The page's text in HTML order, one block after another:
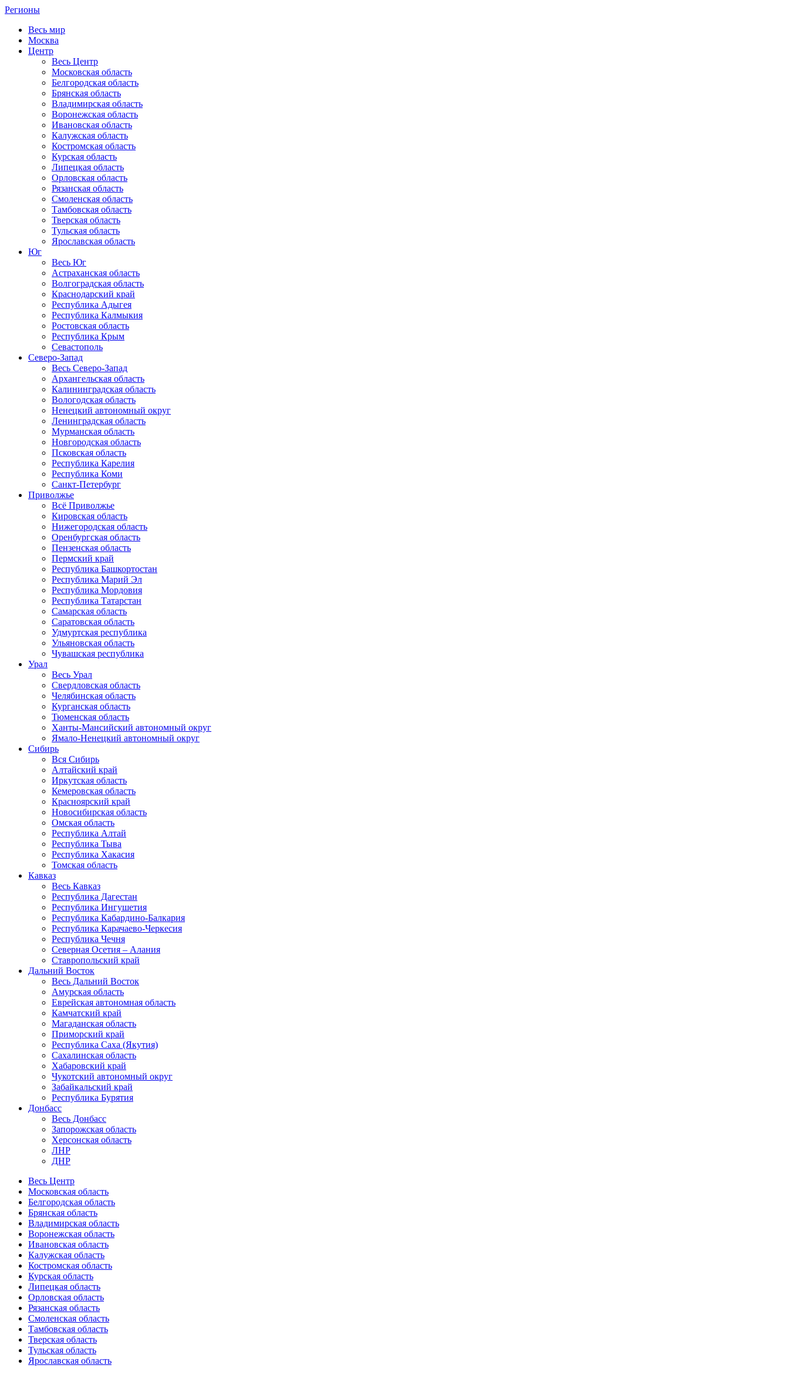
Регионы
Весь мир
Москва
Центр
Весь Центр
Московская область
Белгородская область
Брянская область
Владимирская область
Воронежская область
Ивановская область
Калужская область
Костромская область
Курская область
Липецкая область
Орловская область
Рязанская область
Смоленская область
Тамбовская область
Тверская область
Тульская область
Ярославская область
Юг
Весь Юг
Астраханская область
Волгоградская область
Краснодарский край
Республика Адыгея
Республика Калмыкия
Ростовская область
Республика Крым
Севастополь
Северо-Запад
Весь Северо-Запад
Архангельская область
Калининградская область
Вологодская область
Ненецкий автономный округ
Ленинградская область
Мурманская область
Новгородская область
Псковская область
Республика Карелия
Республика Коми
Санкт-Петербург
Приволжье
Всё Приволжье
Кировская область
Нижегородская область
Оренбургская область
Пензенская область
Пермский край
Республика Башкортостан
Республика Марий Эл
Республика Мордовия
Республика Татарстан
Самарская область
Саратовская область
Удмуртская республика
Ульяновская область
Чувашская республика
Урал
Весь Урал
Свердловская область
Челябинская область
Курганская область
Тюменская область
Ханты-Мансийский автономный округ
Ямало-Ненецкий автономный округ
Сибирь
Вся Сибирь
Алтайский край
Иркутская область
Кемеровская область
Красноярский край
Новосибирская область
Омская область
Республика Алтай
Республика Тыва
Республика Хакасия
Томская область
Кавказ
Весь Кавказ
Республика Дагестан
Республика Ингушетия
Республика Кабардино-Балкария
Республика Карачаево-Черкесия
Республика Чечня
Северная Осетия – Алания
Ставропольский край
Дальний Восток
Весь Дальний Восток
Амурская область
Еврейская автономная область
Камчатский край
Магаданская область
Приморский край
Республика Саха (Якутия)
Сахалинская область
Хабаровский край
Чукотский автономный округ
Забайкальский край
Республика Бурятия
Донбасс
Весь Донбасс
Запорожская область
Херсонская область
ЛНР
ДНР
Весь Центр
Московская область
Белгородская область
Брянская область
Владимирская область
Воронежская область
Ивановская область
Калужская область
Костромская область
Курская область
Липецкая область
Орловская область
Рязанская область
Смоленская область
Тамбовская область
Тверская область
Тульская область
Ярославская область